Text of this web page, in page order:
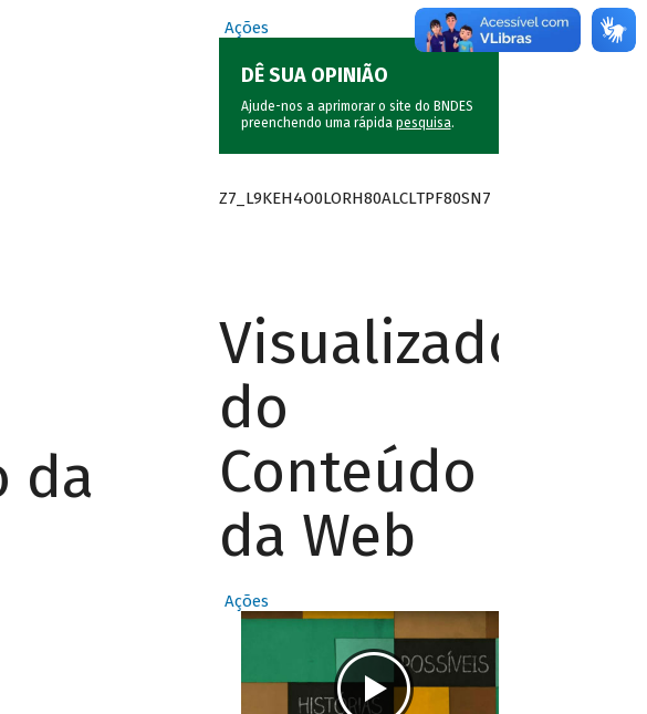
da
Ações
DÊ SUA OPINIÃO
Ajude-nos a aprimorar o site do BNDES
preenchendo uma rápida pesquisa.
Z7_L9KEH4O0LORH80ALCLTPF80SN7
Visualizador
do
Conteúdo
da Web
Ações